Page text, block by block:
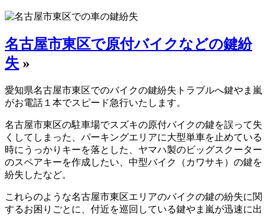
名古屋市東区で原付バイクなどの鍵紛
失 »
愛知県名古屋市東区でのバイクの鍵紛失トラブルへ鍵やま嵐
がお電話１本でスピード急行いたします。
名古屋市東区の駐車場でスズキの原付バイクの鍵を誤って失
くしてしまった、パーキングエリアに大型単車を止めている
時にうっかりキーを落とした、ヤマハ製のビッグスクーター
のスペアキーを作成したい、中型バイク（カワサキ）の鍵を
紛失したなど。
これらのような名古屋市東区エリアのバイクの鍵の紛失に関
するお困りごとに、付近を巡回している鍵やま嵐が迅速に出